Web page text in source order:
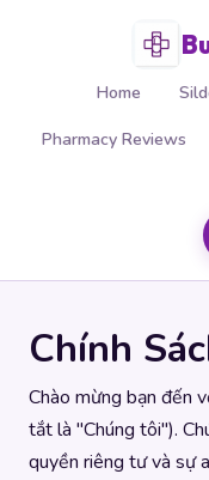
Home
Pharmacy Reviews
Chính
Chào mừng bạn đến
tắt là "Chúng tôi").
quyền riêng tư và sự